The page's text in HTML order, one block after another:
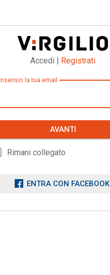
Accedi | Registrati
Inserisci la tua email
AVANTI
Rimani collegato
ENTRA CON FACEBOOK